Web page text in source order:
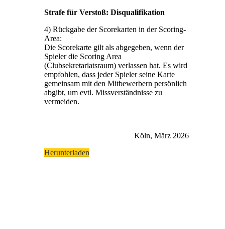
Strafe für Verstoß: Disqualifikation
4) Rückgabe der Scorekarten in der Scoring-
Area:
Die Scorekarte gilt als abgegeben, wenn der
Spieler die Scoring Area
(Clubsekretariatsraum) verlassen hat. Es wird
empfohlen, dass jeder Spieler seine Karte
gemeinsam mit den Mitbewerbern persönlich
abgibt, um evtl. Missverständnisse zu
vermeiden.
Köln, März 2026
Herunterladen